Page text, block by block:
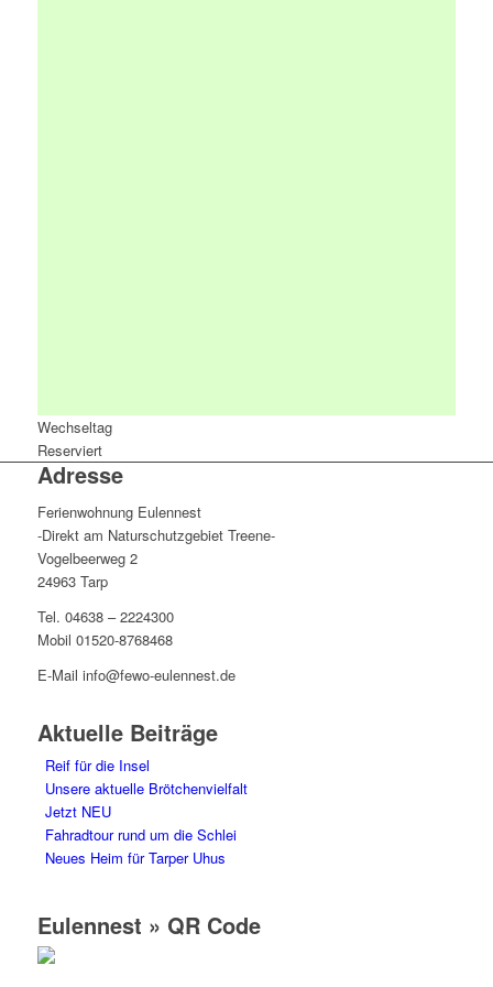
Wechseltag
Reserviert
Adresse
Ferienwohnung Eulennest
-Direkt am Naturschutzgebiet Treene-
Vogelbeerweg 2
24963 Tarp
Tel. 04638 – 2224300
Mobil 01520-8768468
E-Mail info@fewo-eulennest.de
Aktuelle Beiträge
Reif für die Insel
Unsere aktuelle Brötchenvielfalt
Jetzt NEU
Fahradtour rund um die Schlei
Neues Heim für Tarper Uhus
Eulennest » QR Code